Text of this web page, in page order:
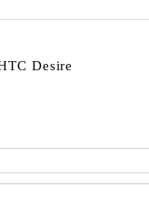
Desire